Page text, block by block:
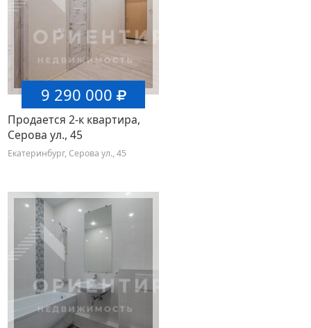
9 290 000
Продается 2-к квартира,
Серова ул., 45
Екатеринбург, Серова ул., 45